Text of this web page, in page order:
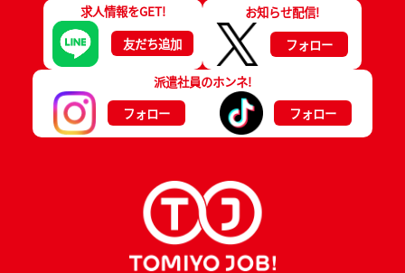
求人情報をGET!
友だち追加
お知らせ配信!
フォロー
派遣社員のホンネ!
フォロー
フォロー